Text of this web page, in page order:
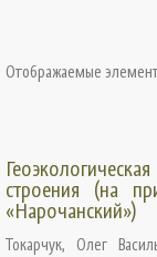
Отображаемые
строения (на
«Нарочанский»)
Токарчук, Олег